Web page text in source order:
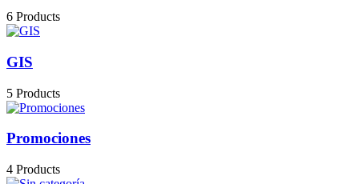
6 Products
GIS
5 Products
Promociones
4 Products